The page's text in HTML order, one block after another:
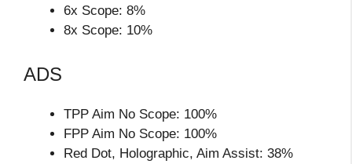
6x Scope: 8%
8x Scope: 10%
ADS
TPP Aim No Scope: 100%
FPP Aim No Scope: 100%
Red Dot, Holographic, Aim Assist: 38%